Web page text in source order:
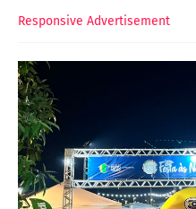
Responsive Advertisement